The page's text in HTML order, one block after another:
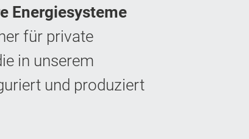
Energiesysteme
für private
in unserem
und produziert